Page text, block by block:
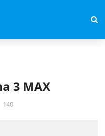
3 MAX
140